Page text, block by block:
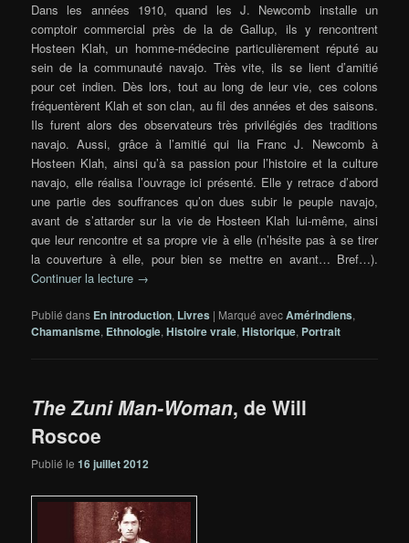
Dans les années 1910, quand les J. Newcomb installe un
comptoir commercial près de la de Gallup, ils y rencontrent
Hosteen Klah, un homme-médecine particulièrement réputé au
sein de la communauté navajo. Très vite, ils se lient d’amitié
pour cet indien. Dès lors, tout au long de leur vie, ces colons
fréquentèrent Klah et son clan, au fil des années et des saisons.
Ils furent alors des observateurs très privilégiés des traditions
navajo. Aussi, grâce à l’amitié qui lia Franc J. Newcomb à
Hosteen Klah, ainsi qu’à sa passion pour l’histoire et la culture
navajo, elle réalisa l’ouvrage ici présenté. Elle y retrace d’abord
une partie des souffrances qu’on dues subir le peuple navajo,
avant de s’attarder sur la vie de Hosteen Klah lui-même, ainsi
que leur rencontre et sa propre vie à elle (n’hésite pas à se tirer
la couverture à elle, pour bien se mettre en avant… Bref…).
Continuer la lecture →
Publié dans En introduction, Livres | Marqué avecAmérindiens,
Chamanisme, Ethnologie,Histoire vraie,Historique, Portrait
The Zuni Man-Woman, de Will
Roscoe
Publié le16 juillet 2012